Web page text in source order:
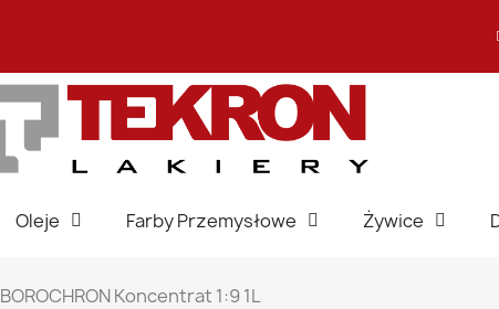
Oleje Farby Przemysłowe Żywice
BOROCHRON Koncentrat 1:9 1L